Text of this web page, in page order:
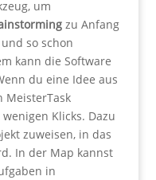
um
zu Anfang
so schon
kann die Software
du eine Idee aus
MeisterTask
Klicks. Dazu
zuweisen, in das
In der Map kannst
in